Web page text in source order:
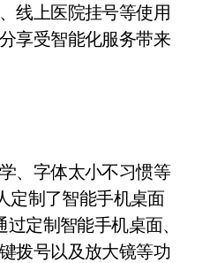
线上医院挂号等使用
享受智能化服务带来
字体太小不习惯等
定制了智能手机桌面
定制智能手机桌面、
拨号以及放大镜等功